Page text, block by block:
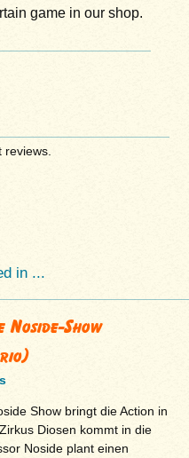
game in our shop.
reviews.
in ...
Show
Show bringt die Action in
Diosen kommt in die
Noside plant einen